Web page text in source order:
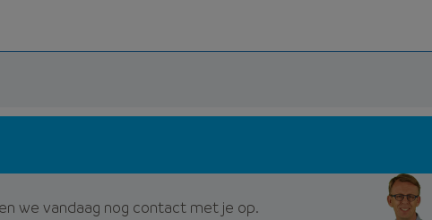
we vandaag nog contact met je op.